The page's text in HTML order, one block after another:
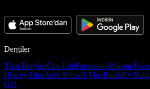
Dergiler
Tüm DergilerCeo LifeFormsanteMaison
HistoryAtlasAuto ShowB-MagBurdaEv
Girl